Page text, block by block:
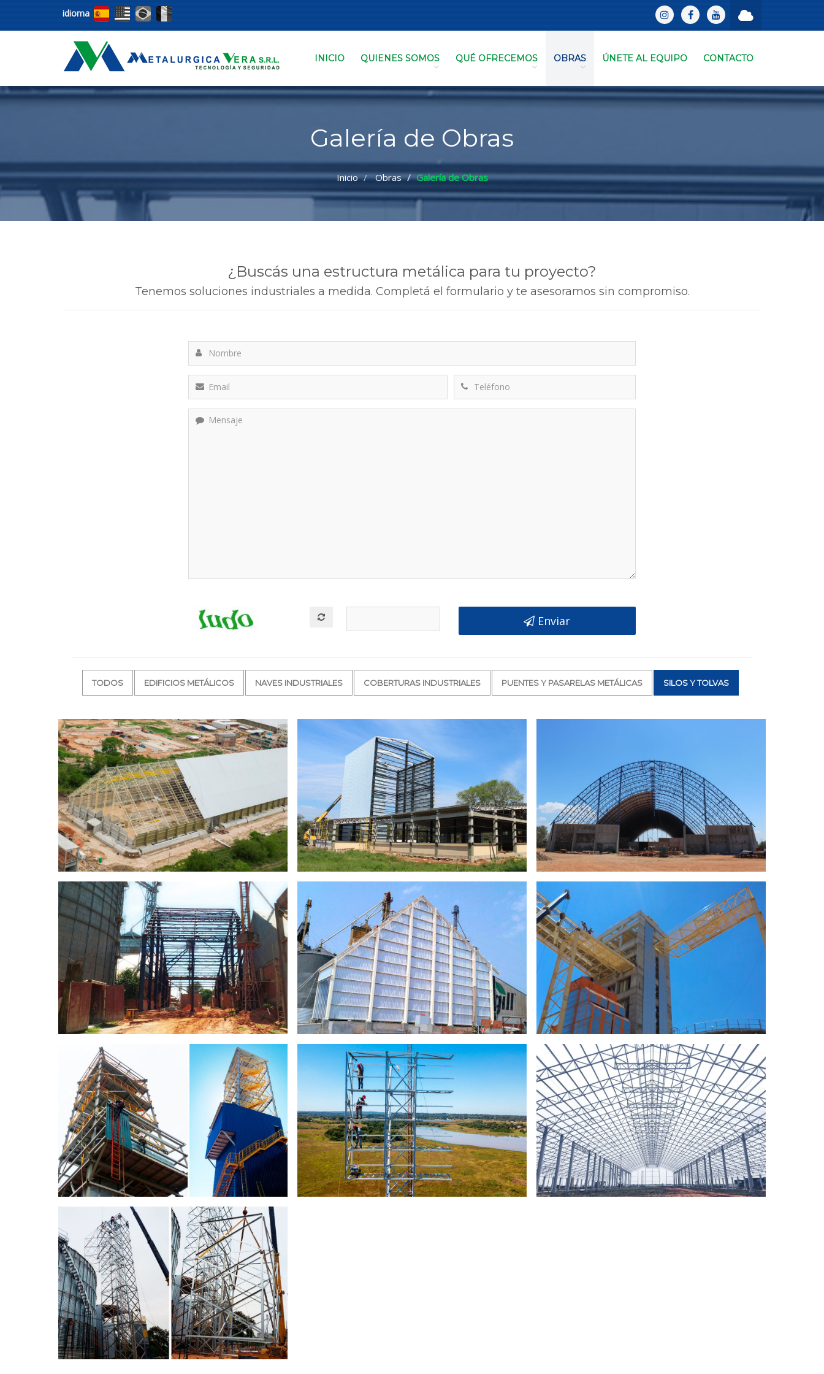
idioma
INICIO QUIENES SOMOS QUÉ OFRECEMOS OBRAS ÚNETE AL EQUIPO CONTACTO
Galería de Obras
Inicio Obras Galería de Obras
¿Buscás una estructura metálica para tu proyecto?
Tenemos soluciones industriales a medida. Completá el formulario y te asesoramos sin compromiso.
 Enviar
TODOS EDIFICIOS METÁLICOS NAVES INDUSTRIALES COBERTURAS INDUSTRIALES PUENTES Y PASARELAS METÁLICAS SILOS Y TOLVAS